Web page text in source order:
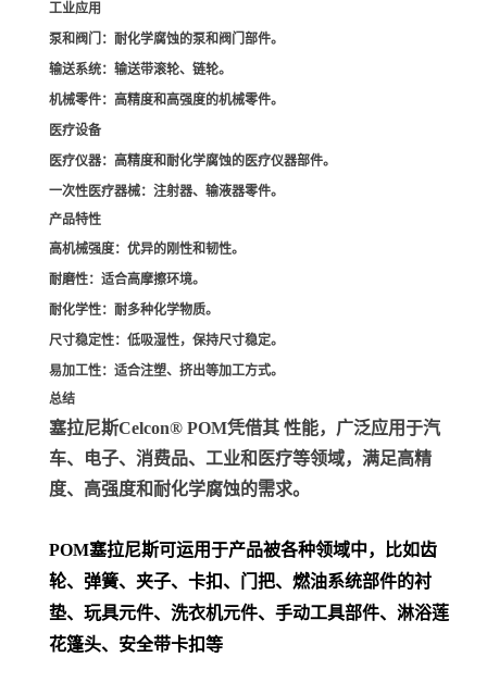
工业应用
泵和阀门 ：耐化学腐蚀的泵和阀门部件。
输送系统：输送带滚轮、链轮。
机械零件：高精度和高强度的机械零件。
医疗设备
医疗仪器：高精度和耐化学腐蚀的医疗仪器部件。
一次性医疗器械：注射器、输液器零件。
产品特性
高机械强度：优异的刚性和韧性。
耐磨性：适合高摩擦环境。
耐化学性：耐多种化学物质。
尺寸稳定性：低吸湿性，保持尺寸稳定。
易加工性：适合注塑、挤出等加工方式。
总结
塞拉尼斯Celcon® POM凭借其 性能，广泛应用于汽
车、电子、消费品、工业和医疗等领域，满足高精
度、高强度和耐化学腐蚀的需求。
POM塞拉尼斯可运用于产品被各种领域中，比如齿
轮、弹簧、夹子、卡扣、门把、 燃油系统部件的衬
垫、玩具元件、洗衣机元件、手动工具部件、淋浴莲
花篷头、安全带卡扣等